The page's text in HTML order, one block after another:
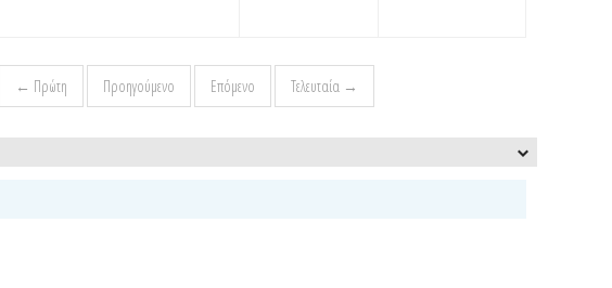
← Πρώτη Προηγούμενο Επόμενο Τελευταία →